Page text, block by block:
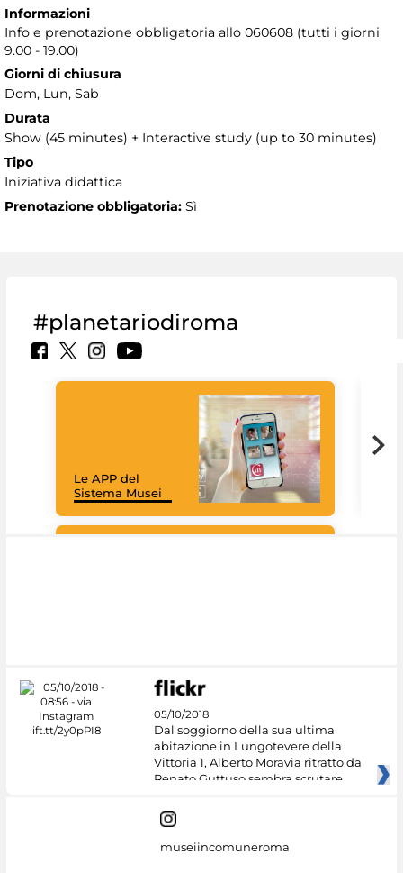
Informazioni
Info e prenotazione obbligatoria allo 060608 (tutti i giorni
9.00 - 19.00)
Giorni di chiusura
Dom, Lun, Sab
Durata
Show (45 minutes) + Interactive study (up to 30 minutes)
Tipo
Iniziativa didattica
Prenotazione obbligatoria: Sì
#planetariodiroma
Le APP del
Sistema Musei
05/10/2018
Dal soggiorno della sua ultima
abitazione in Lungotevere della
Vittoria 1, Alberto Moravia ritratto da
Renato Guttuso sembra scrutare
museiincomuneroma